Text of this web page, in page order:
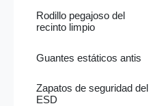
Rodillo pegajoso del
recinto limpio
Guantes estáticos antis
Zapatos de seguridad del
ESD